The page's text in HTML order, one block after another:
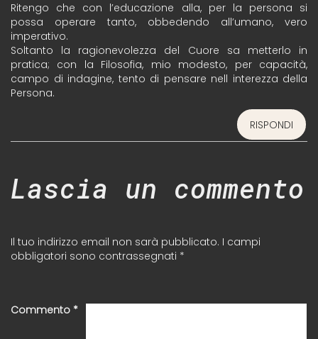
Ritengo che con l’educazione alla, per la persona si
possa operare tanto, obbedendo all’umano, vero
imperativo.
Soltanto la ragionevolezza del Cuore sa metterlo in
pratica; con la Filosofia, mio modesto, per capacità,
campo di indagine, tento di pensare nell interezza della
Persona.
RISPONDI
Lascia un commento
Il tuo indirizzo email non sarà pubblicato. I campi
obbligatori sono contrassegnati *
Commento *